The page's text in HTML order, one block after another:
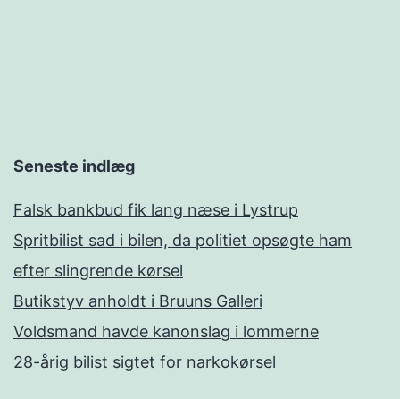
Seneste indlæg
Falsk bankbud fik lang næse i Lystrup
Spritbilist sad i bilen, da politiet opsøgte ham
efter slingrende kørsel
Butikstyv anholdt i Bruuns Galleri
Voldsmand havde kanonslag i lommerne
28-årig bilist sigtet for narkokørsel